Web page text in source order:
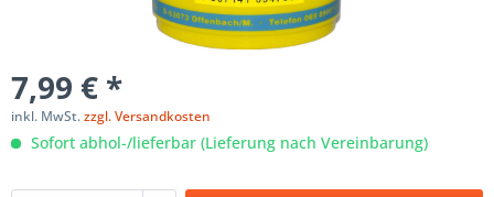
7,99 € *
inkl. MwSt.zzgl. Versandkosten
Sofort abhol-/lieferbar (Lieferung nach Vereinbarung)